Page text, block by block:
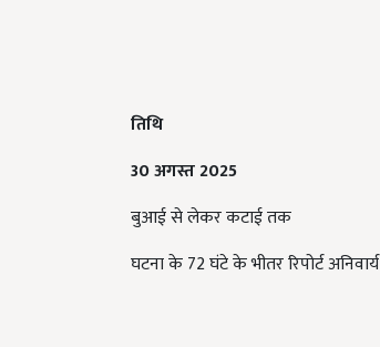
तिथि
30अगस्त 2025
बुआई से लेकर कटाई तक
घटना के 72 घंटे के भीतर रिपोर्ट अनिवार्य